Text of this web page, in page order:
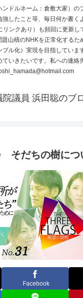
ドルネーム：倉敷大家）の
したこと等、毎日何か書く
リンクあり）も頻回に更新し
山積のNHKを正常化するた
ル化）実現を目指していま
ていきたいです。私への連
院議員 浜田聡のブ
そだちの樹につ
Facebook